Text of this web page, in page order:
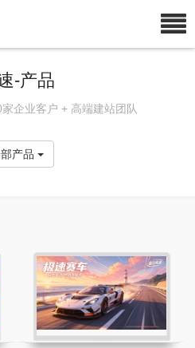
-产品
企业客户 + 高端建站团队
产品